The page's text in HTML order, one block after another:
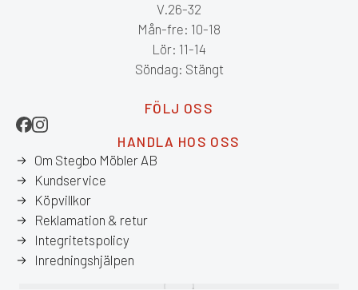
V.26-32
Mån-fre: 10-18
Lör: 11-14
Söndag: Stängt
FÖLJ OSS
HANDLA HOS OSS
Om Stegbo Möbler AB
Kundservice
Köpvillkor
Reklamation & retur
Integritetspolicy
Inredningshjälpen